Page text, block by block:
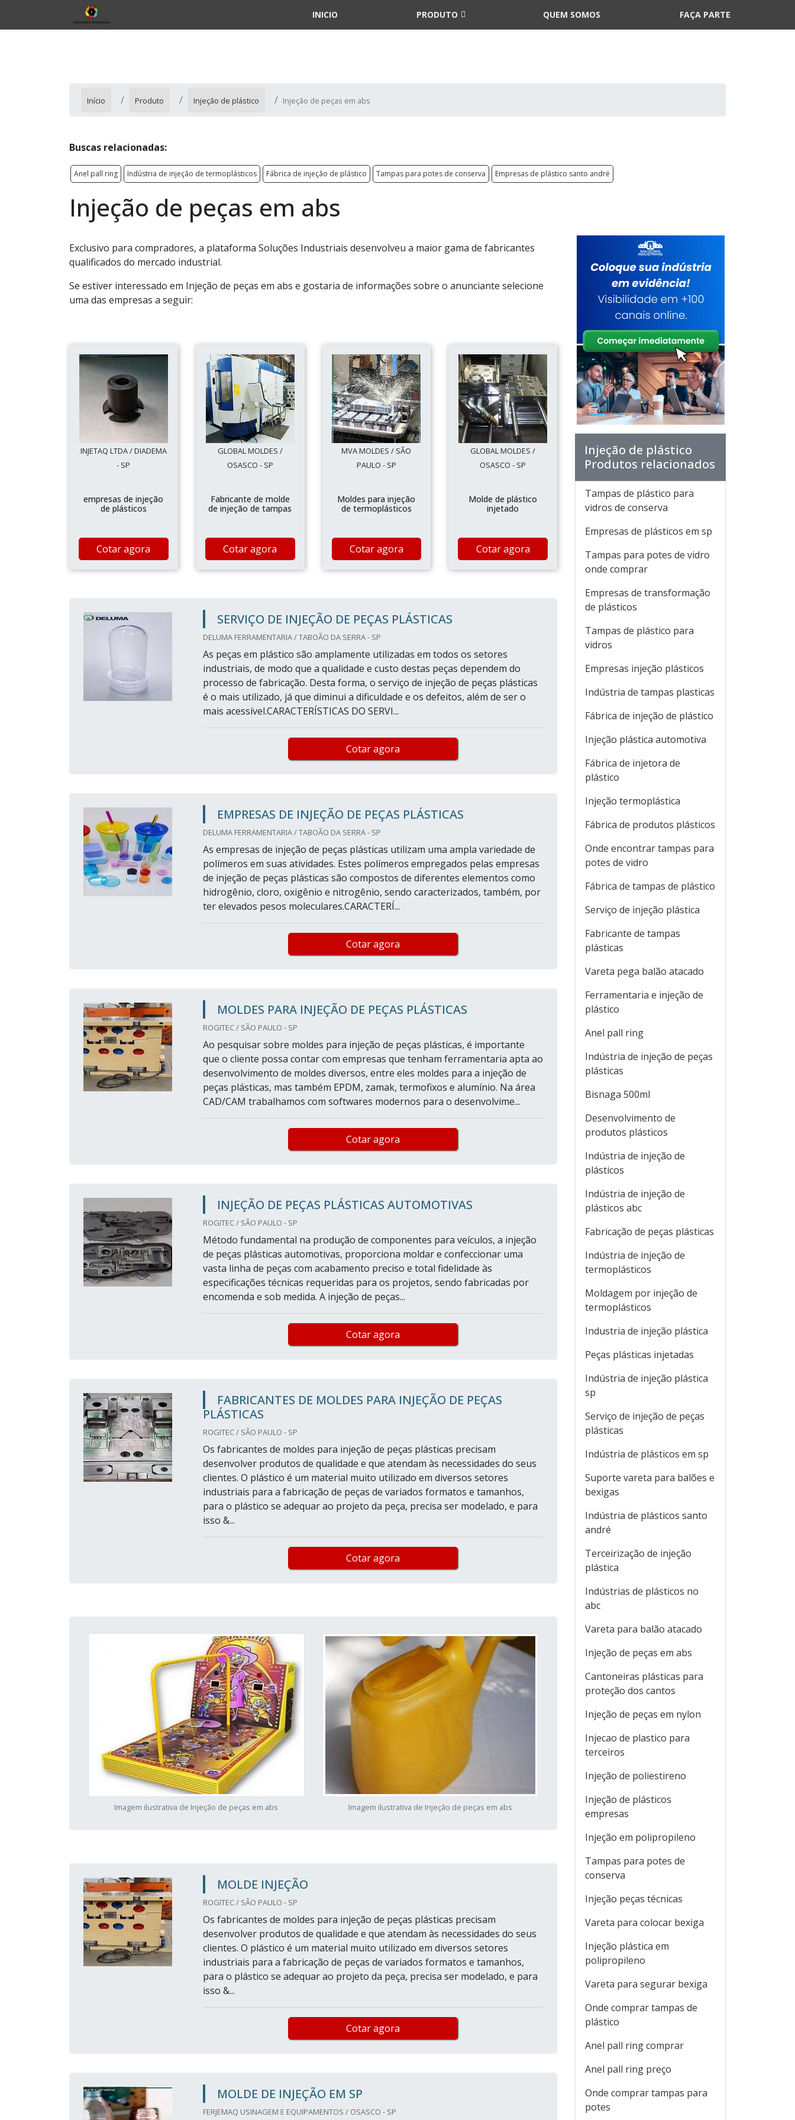
INICIO PRODUTO QUEM SOMOS FAÇA PARTE
Início Produto Injeção de plástico Injeção de peças em abs
Buscas relacionadas:
Anel pall ring Indústria de injeção de termoplásticos Fábrica de injeção de plástico Tampas para potes de conserva Empresas de plástico santo andré
Injeção de peças em abs
Exclusivo para compradores, a plataforma Soluções Industriais desenvolveu a maior gama de fabricantes
qualificados do mercado industrial.
Se estiver interessado em Injeção de peças em abs e gostaria de informações sobre o anunciante selecione
uma das empresas a seguir:
INJETAQ LTDA / DIADEMA
- SP
empresas de injeção
de plásticos
Cotar agora
GLOBAL MOLDES /
OSASCO - SP
Fabricante de molde
de injeção de tampas
Cotar agora
MVA MOLDES / SÃO
PAULO - SP
Moldes para injeção
de termoplásticos
Cotar agora
GLOBAL MOLDES /
OSASCO - SP
Molde de plástico
injetado
Cotar agora
SERVIÇO DE INJEÇÃO DE PEÇAS PLÁSTICAS
DELUMA FERRAMENTARIA / TABOÃO DA SERRA - SP
As peças em plástico são amplamente utilizadas em todos os setores
industriais, de modo que a qualidade e custo destas peças dependem do
processo de fabricação. Desta forma, o serviço de injeção de peças plásticas
é o mais utilizado, já que diminui a dificuldade e os defeitos, além de ser o
mais acessível.CARACTERÍSTICAS DO SERVI...
Cotar agora
EMPRESAS DE INJEÇÃO DE PEÇAS PLÁSTICAS
DELUMA FERRAMENTARIA / TABOÃO DA SERRA - SP
As empresas de injeção de peças plásticas utilizam uma ampla variedade de
polímeros em suas atividades. Estes polímeros empregados pelas empresas
de injeção de peças plásticas são compostos de diferentes elementos como
hidrogênio, cloro, oxigênio e nitrogênio, sendo caracterizados, também, por
ter elevados pesos moleculares.CARACTERÍ...
Cotar agora
MOLDES PARA INJEÇÃO DE PEÇAS PLÁSTICAS
ROGITEC / SÃO PAULO - SP
Ao pesquisar sobre moldes para injeção de peças plásticas, é importante
que o cliente possa contar com empresas que tenham ferramentaria apta ao
desenvolvimento de moldes diversos, entre eles moldes para a injeção de
peças plásticas, mas também EPDM, zamak, termofixos e alumínio. Na área
CAD/CAM trabalhamos com softwares modernos para o desenvolvime...
Cotar agora
INJEÇÃO DE PEÇAS PLÁSTICAS AUTOMOTIVAS
ROGITEC / SÃO PAULO - SP
Método fundamental na produção de componentes para veículos, a injeção
de peças plásticas automotivas, proporciona moldar e confeccionar uma
vasta linha de peças com acabamento preciso e total fidelidade às
especificações técnicas requeridas para os projetos, sendo fabricadas por
encomenda e sob medida. A injeção de peças...
Cotar agora
FABRICANTES DE MOLDES PARA INJEÇÃO DE PEÇAS
PLÁSTICAS
ROGITEC / SÃO PAULO - SP
Os fabricantes de moldes para injeção de peças plásticas precisam
desenvolver produtos de qualidade e que atendam às necessidades do seus
clientes. O plástico é um material muito utilizado em diversos setores
industriais para a fabricação de peças de variados formatos e tamanhos,
para o plástico se adequar ao projeto da peça, precisa ser modelado, e para
isso &...
Cotar agora
Imagem ilustrativa de Injeção de peças em abs Imagem ilustrativa de Injeção de peças em abs
MOLDE INJEÇÃO
ROGITEC / SÃO PAULO - SP
Os fabricantes de moldes para injeção de peças plásticas precisam
desenvolver produtos de qualidade e que atendam às necessidades do seus
clientes. O plástico é um material muito utilizado em diversos setores
industriais para a fabricação de peças de variados formatos e tamanhos,
para o plástico se adequar ao projeto da peça, precisa ser modelado, e para
isso &...
Cotar agora
MOLDE DE INJEÇÃO EM SP
FERJEMAQ USINAGEM E EQUIPAMENTOS / OSASCO - SP
Injeção de plástico
Produtos relacionados
Tampas de plástico para
vidros de conserva
Empresas de plásticos em sp
Tampas para potes de vidro
onde comprar
Empresas de transformação
de plásticos
Tampas de plástico para
vidros
Empresas injeção plásticos
Indústria de tampas plasticas
Fábrica de injeção de plástico
Injeção plástica automotiva
Fábrica de injetora de
plástico
Injeção termoplástica
Fábrica de produtos plásticos
Onde encontrar tampas para
potes de vidro
Fábrica de tampas de plástico
Serviço de injeção plástica
Fabricante de tampas
plásticas
Vareta pega balão atacado
Ferramentaria e injeção de
plástico
Anel pall ring
Indústria de injeção de peças
plásticas
Bisnaga 500ml
Desenvolvimento de
produtos plásticos
Indústria de injeção de
plásticos
Indústria de injeção de
plásticos abc
Fabricação de peças plásticas
Indústria de injeção de
termoplásticos
Moldagem por injeção de
termoplásticos
Industria de injeção plástica
Peças plásticas injetadas
Indústria de injeção plástica
sp
Serviço de injeção de peças
plásticas
Indústria de plásticos em sp
Suporte vareta para balões e
bexigas
Indústria de plásticos santo
andré
Terceirização de injeção
plástica
Indústrias de plásticos no
abc
Vareta para balão atacado
Injeção de peças em abs
Cantoneiras plásticas para
proteção dos cantos
Injeção de peças em nylon
Injecao de plastico para
terceiros
Injeção de poliestireno
Injeção de plásticos
empresas
Injeção em polipropileno
Tampas para potes de
conserva
Injeção peças técnicas
Vareta para colocar bexiga
Injeção plástica em
polipropileno
Vareta para segurar bexiga
Onde comprar tampas de
plástico
Anel pall ring comprar
Anel pall ring preço
Onde comprar tampas para
potes